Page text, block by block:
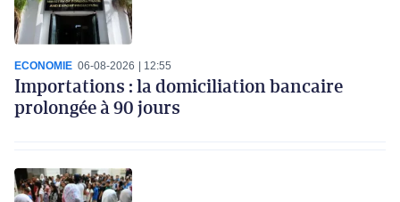
ECONOMIE 06-08-2026 12:55
Importations : la domiciliation bancaire
prolongée à 90 jours